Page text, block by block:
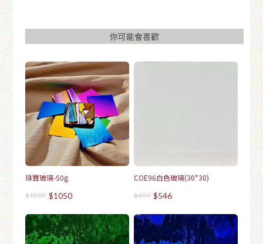
你可能會喜歡
珠寶玻璃-50g
$1200 $1050
COE96白色玻璃(30*30)
$650 $546